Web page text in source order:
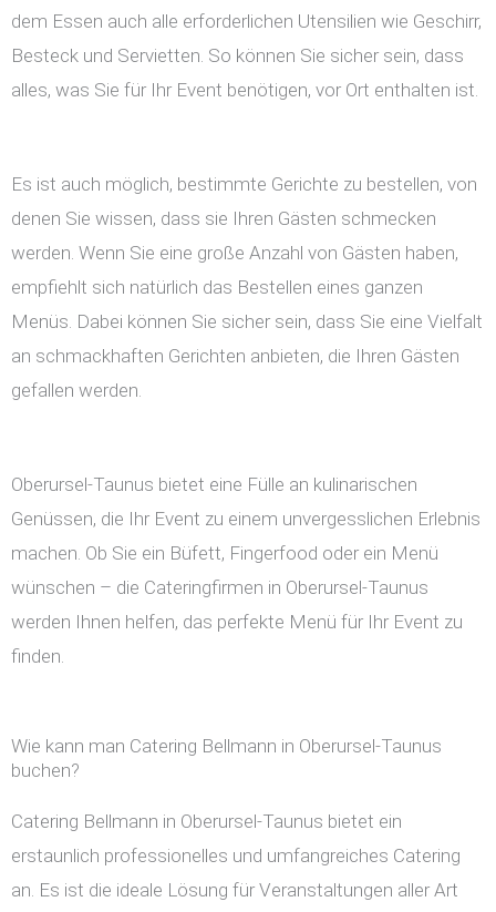
dem Essen auch alle erforderlichen Utensilien wie Geschirr,
Besteck und Servietten. So können Sie sicher sein, dass
alles, was Sie für Ihr Event benötigen, vor Ort enthalten ist.
Es ist auch möglich, bestimmte Gerichte zu bestellen, von
denen Sie wissen, dass sie Ihren Gästen schmecken
werden. Wenn Sie eine große Anzahl von Gästen haben,
empfiehlt sich natürlich das Bestellen eines ganzen
Menüs. Dabei können Sie sicher sein, dass Sie eine Vielfalt
an schmackhaften Gerichten anbieten, die Ihren Gästen
gefallen werden.
Oberursel-Taunus bietet eine Fülle an kulinarischen
Genüssen, die Ihr Event zu einem unvergesslichen Erlebnis
machen. Ob Sie ein Büfett, Fingerfood oder ein Menü
wünschen – die Cateringfirmen in Oberursel-Taunus
werden Ihnen helfen, das perfekte Menü für Ihr Event zu
finden.
Wie kann man Catering Bellmann in Oberursel-Taunus
buchen?
Catering Bellmann in Oberursel-Taunus bietet ein
erstaunlich professionelles und umfangreiches Catering
an. Es ist die ideale Lösung für Veranstaltungen aller Art